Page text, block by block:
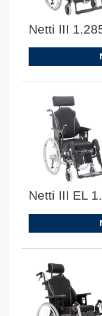
Netti III
Netti III EL